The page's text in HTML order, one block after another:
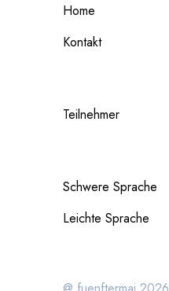
Home
Kontakt
Teilnehmer
Schwere Sprache
Leichte Sprache